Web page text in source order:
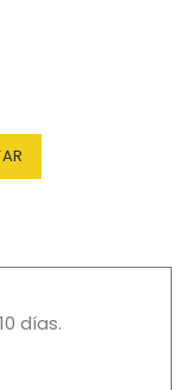
días.